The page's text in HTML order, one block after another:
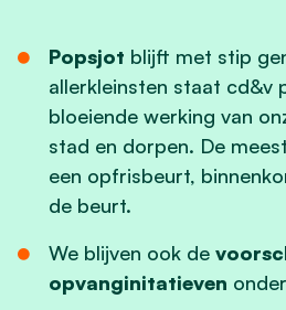
Popsjot blijft met stip
allerkleinsten staat cd&v
bloeiende werking van
stad en dorpen. De
een opfrisbeurt,
de beurt.
We blijven ook de
opvanginitatieven